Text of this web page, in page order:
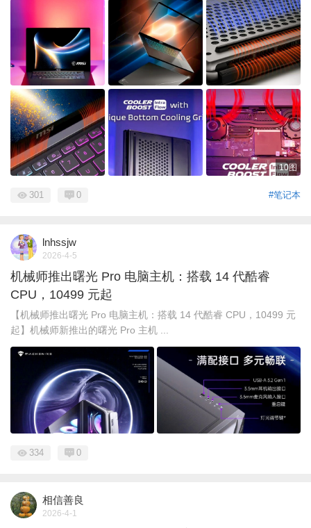
10图
#笔记本
301 0
lnhssjw
2026-4-5
机械师推出曙光 Pro 电脑主机：搭载 14 代酷睿
CPU，10499 元起
【机械师推出曙光 Pro 电脑主机：搭载 14 代酷睿 CPU，10499 元
起】机械师新推出的曙光 Pro 主机 ...
334 0
相信善良
2026-4-1